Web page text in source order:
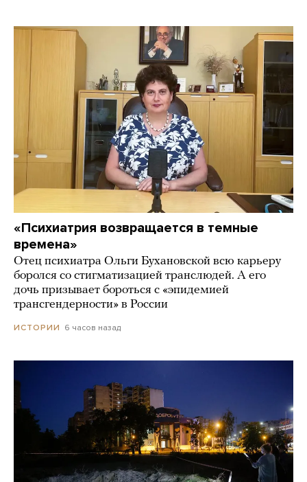
«Психиатрия возвращается в темные
времена»
Отец психиатра Ольги Бухановской всю карьеру
боролся со стигматизацией транслюдей. А его
дочь призывает бороться с «эпидемией
трансгендерности» в России
ИСТОРИИ 6 часов назад